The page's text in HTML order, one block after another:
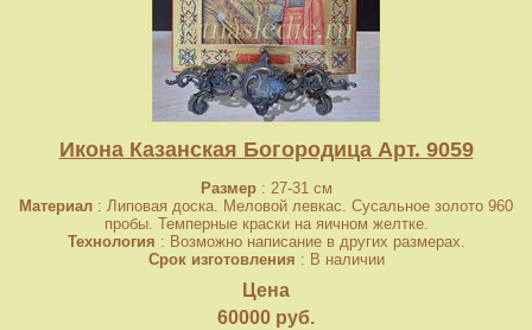
Икона Казанская Богородица Арт. 9059
Размер: 27-31 см
Материал : Липовая доска. Меловой левкас. Сусальное золото 960
пробы. Темперные краски на яичном желтке.
Технология : Возможно написание в других размерах.
Срок изготовления : В наличии
Цена
60000 руб.